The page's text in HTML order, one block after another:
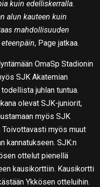
kuin edelliskerralla.
alun kauteen kuin
mahdollisuuden
, Page jatkaa.
OmaSp Stadionin
SJK Akatemian
juhlan tuntua.
olevat SJK-juniorit,
myös SJK
myös muut
kannatukseen. SJK:n
ottelut pienellä
kausikorttiin. Kausikortti
Ykkösen otteluihin.